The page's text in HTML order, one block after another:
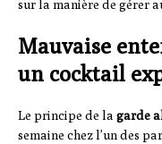
sur la manière de gérer
Mauvaise
un cocktail
Le principe de la garde
semaine chez l’un des